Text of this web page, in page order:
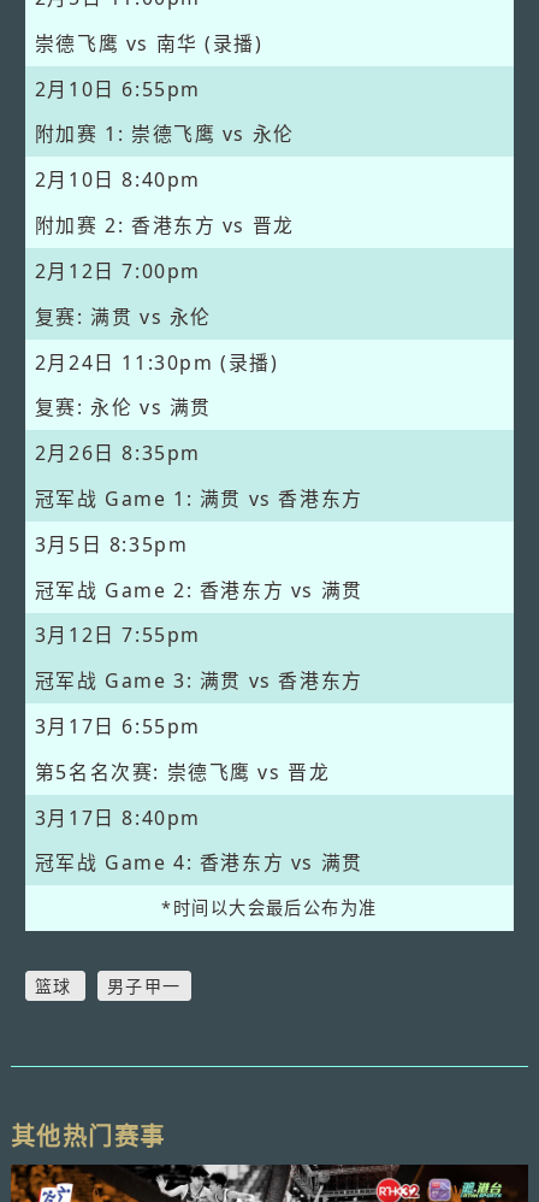
崇德飞鹰 vs 南华 (录播)
2月10日 6:55pm
附加赛 1: 崇德飞鹰 vs 永伦
2月10日 8:40pm
附加赛 2: 香港东方 vs 晋龙
2月12日 7:00pm
复赛: 满贯 vs 永伦
2月24日 11:30pm (录播)
复赛: 永伦 vs 满贯
2月26日 8:35pm
冠军战 Game 1: 满贯 vs 香港东方
3月5日 8:35pm
冠军战 Game 2: 香港东方 vs 满贯
3月12日 7:55pm
冠军战 Game 3: 满贯 vs 香港东方
3月17日 6:55pm
第5名名次赛: 崇德飞鹰 vs 晋龙
3月17日 8:40pm
冠军战 Game 4: 香港东方 vs 满贯
*时间以大会最后公布为准
篮球 男子甲一
其他热门赛事